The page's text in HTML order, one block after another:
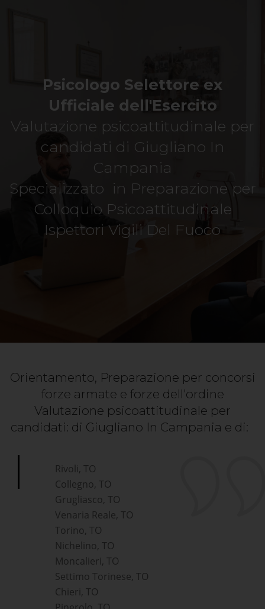
Psicologo Selettore ex
Ufficiale dell'Esercito
Valutazione psicoattitudinale per
candidati di Giugliano In
Campania
Specializzato in Preparazione per
Colloquio Psicoattitudinale
Ispettori Vigili Del Fuoco
Orientamento, Preparazione per concorsi
forze armate e forze dell'ordine
Valutazione psicoattitudinale per
candidati: di Giugliano In Campania e di:
Rivoli, TO
Collegno, TO
Grugliasco, TO
Venaria Reale, TO
Torino, TO
Nichelino, TO
Moncalieri, TO
Settimo Torinese, TO
Chieri, TO